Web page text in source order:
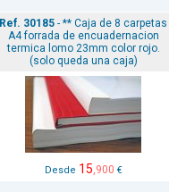
Ref. 30185 - ** Caja de 8 carpetas
A4 forrada de encuadernacion
termica lomo 23mm color rojo.
(solo queda una caja)
Desde 15,900 €